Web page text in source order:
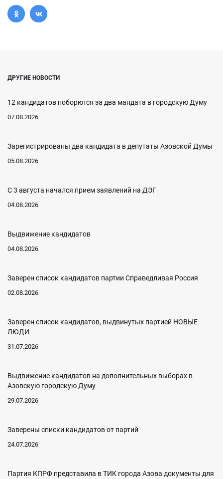
ДРУГИЕ НОВОСТИ
12 кандидатов поборются за два мандата в городскую Думу
07.08.2026
Зарегистрированы два кандидата в депутаты Азовской Думы
05.08.2026
С 3 августа начался прием заявлений на ДЭГ
04.08.2026
Выдвижение кандидатов
04.08.2026
Заверен список кандидатов партии Справедливая Россия
02.08.2026
Заверен список кандидатов, выдвинутых партией НОВЫЕ
ЛЮДИ
31.07.2026
Выдвижение кандидатов на дополнительных выборах в
Азовскую городскую Думу
29.07.2026
Заверены списки кандидатов от партий
24.07.2026
Партия КПРФ представила в ТИК города Азова документы для